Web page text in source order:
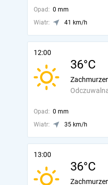
Opad: 0 mm
Wiatr:
41 km/h
12:00
36°C
Opad: 0 mm
Wiatr:
35 km/h
13:00
36°C